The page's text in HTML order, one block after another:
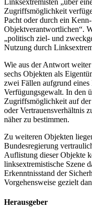
Zugriffsmöglichkeit
Pacht oder durch ein
Objektverantwortlichen“.
„politisch ziel- und
Nutzung durch
Wie aus der Antwort
sechs Objekten als
zwei Fällen aufgrund
Verfügungsgewalt. In den
Zugriffsmöglichkeit auf
oder Vertrauensverhältnis
näher zu bestimmen.
Zu weiteren Objekten
Bundesregierung
Auflistung dieser Objekte
linksextremistische Szene
Erkenntnisstand der
Vorgehensweise gezielt
Herausgeber